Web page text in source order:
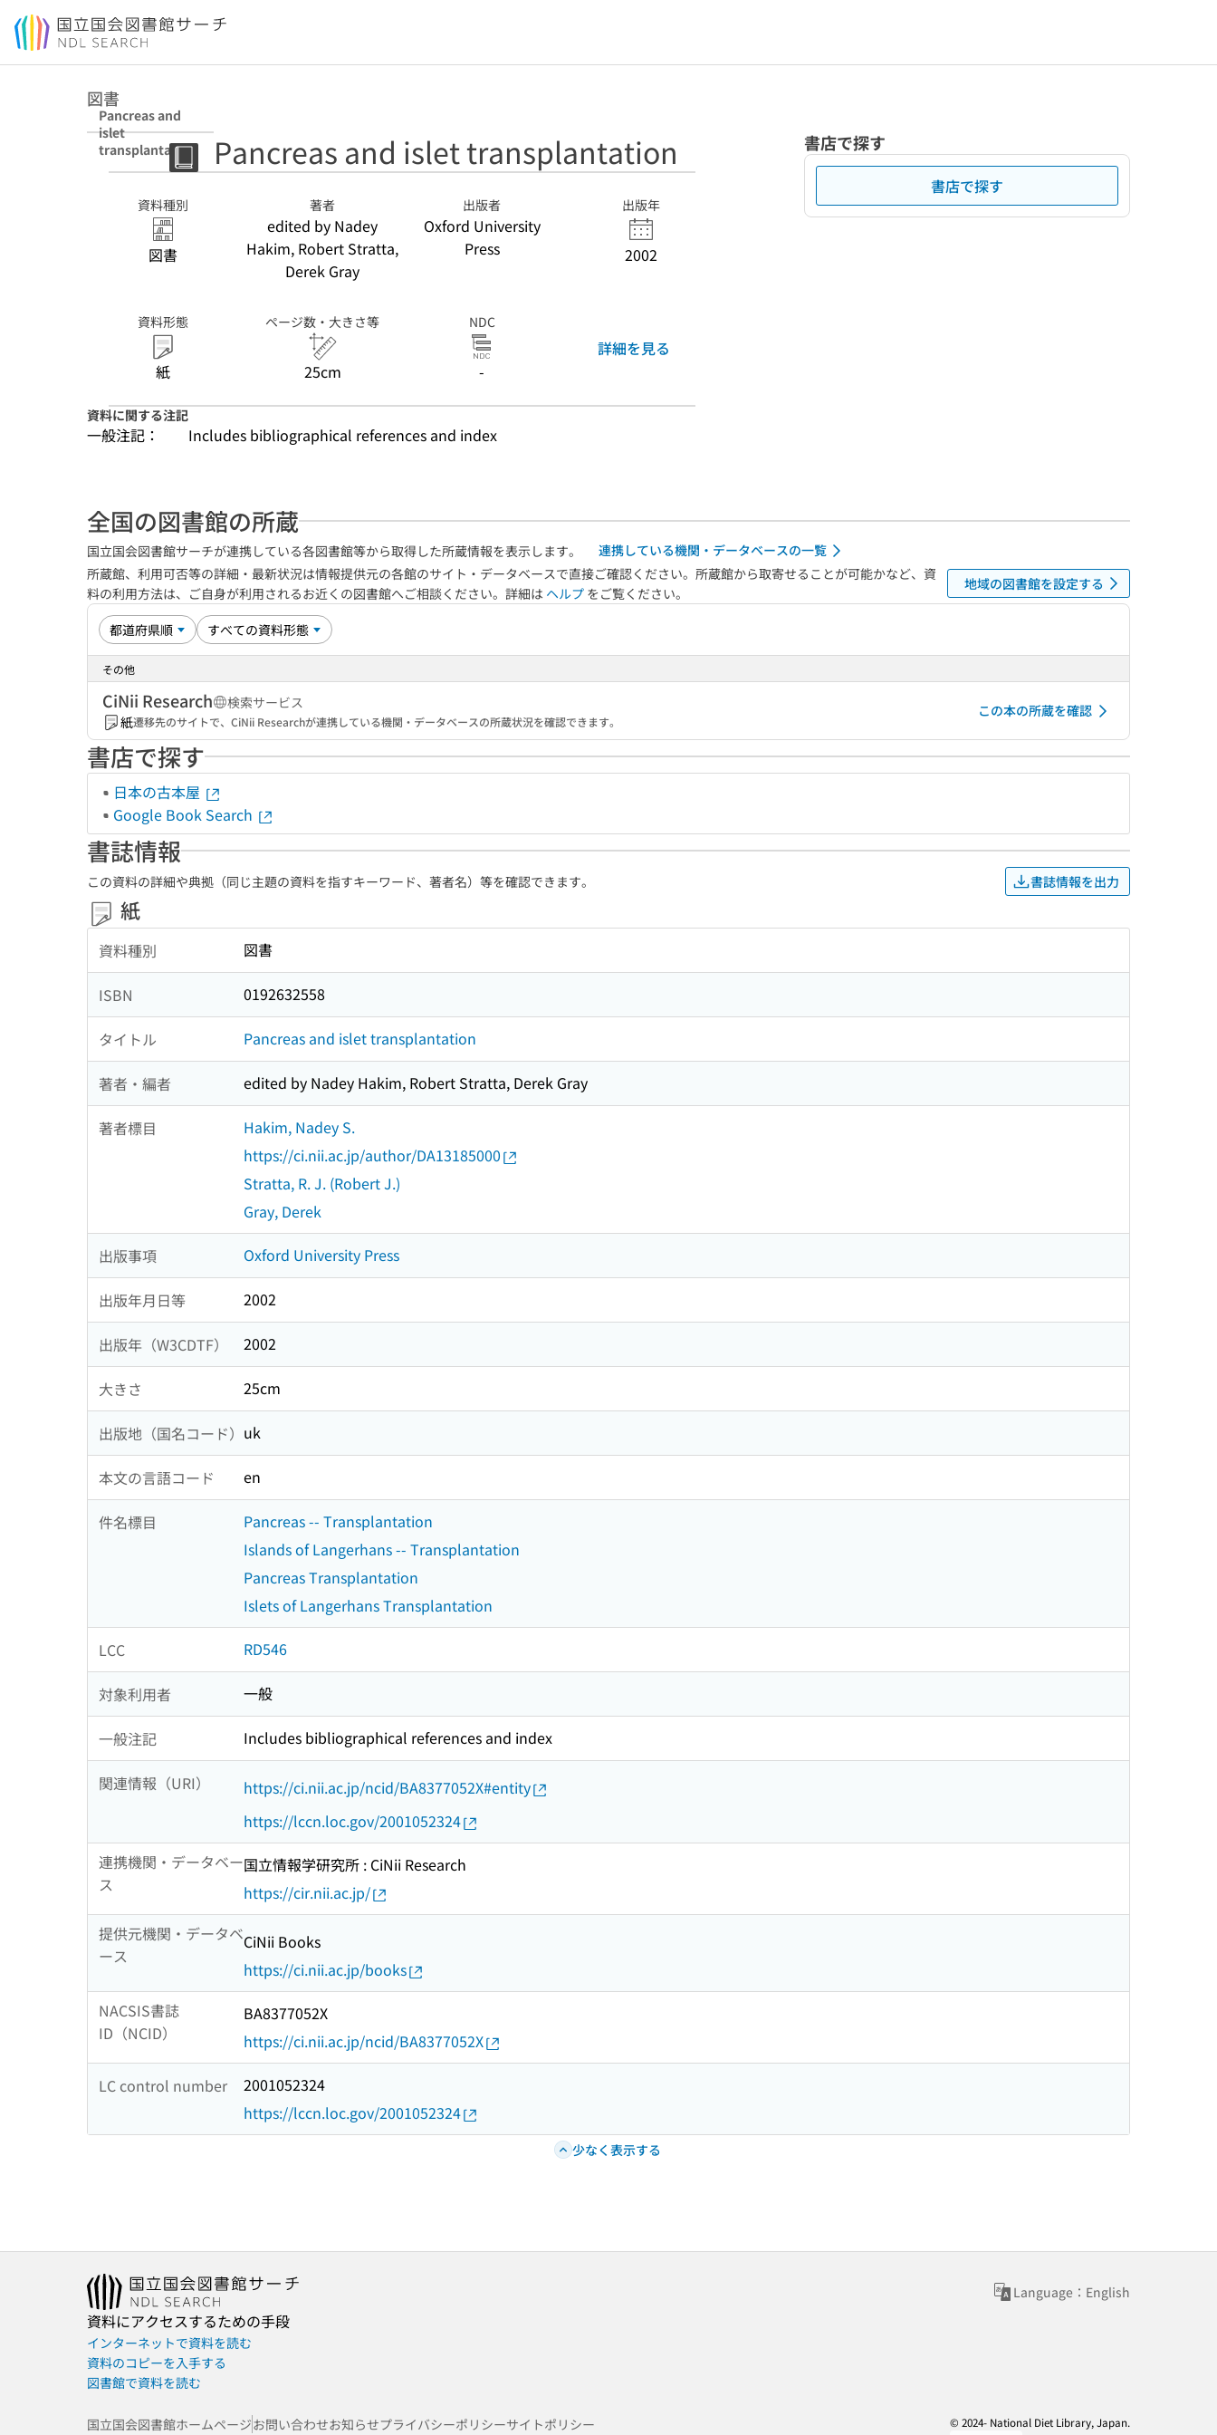
本文へ移動
図書
Pancreas and
islet
transplantation
Pancreas and islet transplantation
資料種別
図書
著者
edited by Nadey
Hakim, Robert Stratta,
Derek Gray
出版者
Oxford University
Press
出版年
2002
資料形態
紙
ページ数・大きさ等
25cm
NDC
-
詳細を見る
資料に関する注記
一般注記： Includes bibliographical references and index
書店で探す
書店で探す
全国の図書館の所蔵
国立国会図書館サーチが連携している各図書館等から取得した所蔵情報を表示します。
連携している機関・データベースの一覧
所蔵館、利用可否等の詳細・最新状況は情報提供元の各館のサイト・データベースで直接ご確認ください。所蔵館から取寄せることが可能かなど、資
料の利用方法は、ご自身が利用されるお近くの図書館へご相談ください。詳細は ヘルプ をご覧ください。
地域の図書館を設定する
その他
CiNii Research
検索サービス
紙遷移先のサイトで、CiNii Researchが連携している機関・データベースの所蔵状況を確認できます。
この本の所蔵を確認
書店で探す
日本の古本屋
Google Book Search
書誌情報
この資料の詳細や典拠（同じ主題の資料を指すキーワード、著者名）等を確認できます。 書誌情報を出力
紙
資料種別 図書
ISBN 0192632558
タイトル Pancreas and islet transplantation
著者・編者 edited by Nadey Hakim, Robert Stratta, Derek Gray
著者標目
Hakim, Nadey S.
https://ci.nii.ac.jp/author/DA13185000
Stratta, R. J. (Robert J.)
Gray, Derek
出版事項 Oxford University Press
出版年月日等 2002
出版年（W3CDTF） 2002
大きさ 25cm
出版地（国名コード） uk
本文の言語コード en
件名標目
Pancreas -- Transplantation
Islands of Langerhans -- Transplantation
Pancreas Transplantation
Islets of Langerhans Transplantation
LCC RD546
対象利用者 一般
一般注記 Includes bibliographical references and index
関連情報（URI）
https://ci.nii.ac.jp/ncid/BA8377052X#entity
https://lccn.loc.gov/2001052324
連携機関・データベー
ス
国立情報学研究所 : CiNii Research
https://cir.nii.ac.jp/
提供元機関・データベ
ース
CiNii Books
https://ci.nii.ac.jp/books
NACSIS書誌
ID（NCID）
BA8377052X
https://ci.nii.ac.jp/ncid/BA8377052X
LC control number
2001052324
https://lccn.loc.gov/2001052324
少なく表示する
Language：English
資料にアクセスするための手段
インターネットで資料を読む
資料のコピーを入手する
図書館で資料を読む
国立国会図書館ホームページお問い合わせお知らせプライバシーポリシーサイトポリシー
© 2024- National Diet Library, Japan.